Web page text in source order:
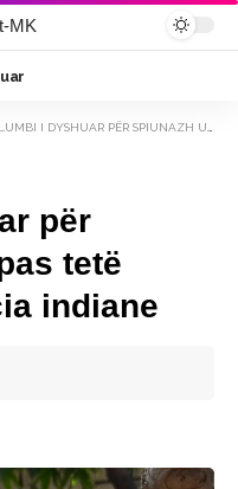
I DYSHUAR PËR SPIUNAZH U LIRUA PAS TETË MUAJVE NGA POLICIA INDIANE
për
tetë
indiane